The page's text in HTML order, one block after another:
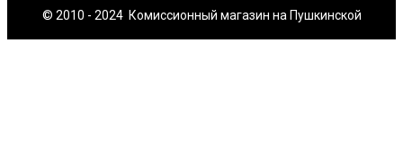
© 2010 - 2024 Комиссионный магазин на Пушкинской